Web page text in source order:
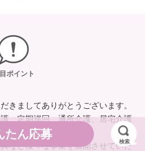
ポイント
きましてありがとうございます。
、定期巡回、通所介護、居宅介護
介護、
など様々な事業を展開させていた
たん応募
検索